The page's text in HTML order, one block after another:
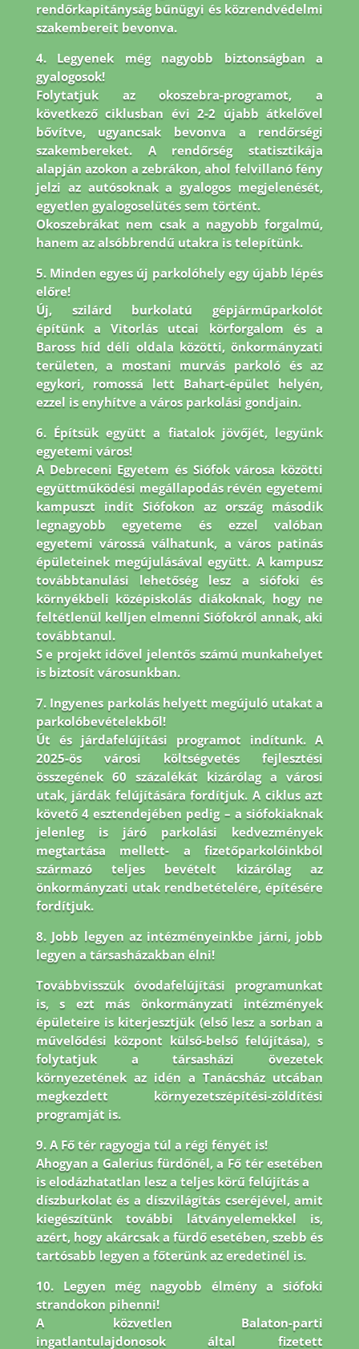
rendőrkapitányság bűnügyi és közrendvédelmi
szakembereit bevonva.
4. Legyenek még nagyobb biztonságban a
gyalogosok!
Folytatjuk az okoszebra-programot, a
következő ciklusban évi 2-2 újabb átkelővel
bővítve, ugyancsak bevonva a rendőrségi
szakembereket. A rendőrség statisztikája
alapján azokon a zebrákon, ahol felvillanó fény
jelzi az autósoknak a gyalogos megjelenését,
egyetlen gyalogoselütés sem történt.
Okoszebrákat nem csak a nagyobb forgalmú,
hanem az alsóbbrendű utakra is telepítünk.
5. Minden egyes új parkolóhely egy újabb lépés
előre!
Új, szilárd burkolatú gépjárműparkolót
építünk a Vitorlás utcai körforgalom és a
Baross híd déli oldala közötti, önkormányzati
területen, a mostani murvás parkoló és az
egykori, romossá lett Bahart-épület helyén,
ezzel is enyhítve a város parkolási gondjain.
6. Építsük együtt a fiatalok jövőjét, legyünk
egyetemi város!
A Debreceni Egyetem és Siófok városa közötti
együttműködési megállapodás révén egyetemi
kampuszt indít Siófokon az ország második
legnagyobb egyeteme és ezzel valóban
egyetemi várossá válhatunk, a város patinás
épületeinek megújulásával együtt. A kampusz
továbbtanulási lehetőség lesz a siófoki és
környékbeli középiskolás diákoknak, hogy ne
feltétlenül kelljen elmenni Siófokról annak, aki
továbbtanul.
S e projekt idővel jelentős számú munkahelyet
is biztosít városunkban.
7. Ingyenes parkolás helyett megújuló utakat a
parkolóbevételekből!
Út és járdafelújítási programot indítunk. A
2025-ös városi költségvetés fejlesztési
összegének 60 százalékát kizárólag a városi
utak, járdák felújítására fordítjuk. A ciklus azt
követő 4 esztendejében pedig – a siófokiaknak
jelenleg is járó parkolási kedvezmények
megtartása mellett- a fizetőparkolóinkból
származó teljes bevételt kizárólag az
önkormányzati utak rendbetételére, építésére
fordítjuk.
8. Jobb legyen az intézményeinkbe járni, jobb
legyen a társasházakban élni!
Továbbvisszük óvodafelújítási programunkat
is, s ezt más önkormányzati intézmények
épületeire is kiterjesztjük (első lesz a sorban a
művelődési központ külső-belső felújítása), s
folytatjuk a társasháziövezetek
környezetének az idén a Tanácsház utcában
megkezdett környezetszépítési-zöldítési
programját is.
9. A Fő tér ragyogja túl a régi fényét is!
Ahogyan a Galerius fürdőnél, a Fő tér esetében
is elodázhatatlan lesz a teljes körű felújítás a
díszburkolat és a díszvilágítás cseréjével, amit
kiegészítünk további látványelemekkel is,
azért, hogy akárcsak a fürdő esetében, szebb és
tartósabb legyen a főterünk az eredetinél is.
10. Legyen még nagyobb élmény a siófoki
strandokon pihenni!
A közvetlen Balaton-parti
ingatlantulajdonosok által fizetett